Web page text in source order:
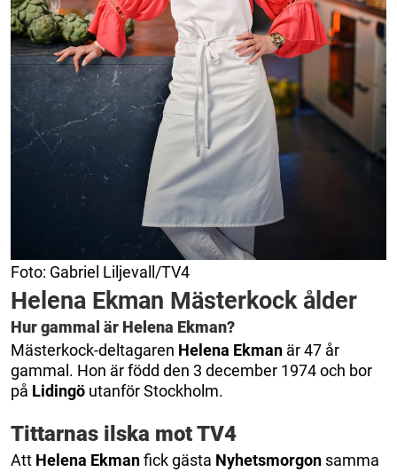
Foto: Gabriel Liljevall/TV4
Helena Ekman Mästerkock ålder
Hur gammal är Helena Ekman?
Mästerkock-deltagaren Helena Ekman är 47 år
gammal. Hon är född den 3 december 1974 och bor
på Lidingö utanför Stockholm.
Tittarnas ilska mot TV4
Att Helena Ekmanfick gästa Nyhetsmorgon samma